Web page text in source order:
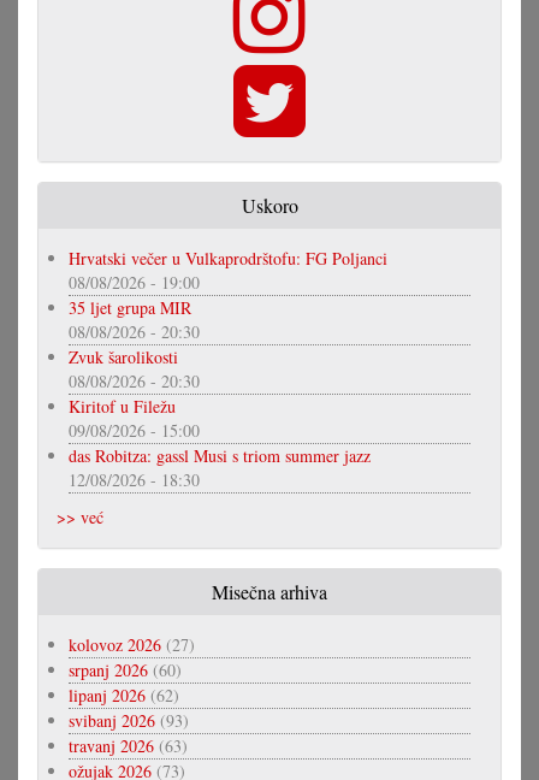
Uskoro
Hrvatski večer u Vulkaprodrštofu: FG Poljanci
08/08/2026 - 19:00
35 ljet grupa MIR
08/08/2026 - 20:30
Zvuk šarolikosti
08/08/2026 - 20:30
Kiritof u Filežu
09/08/2026 - 15:00
das Robitza: gassl Musi s triom summer jazz
12/08/2026 - 18:30
>> već
Misečna arhiva
kolovoz 2026 (27)
srpanj 2026 (60)
lipanj 2026 (62)
svibanj 2026 (93)
travanj 2026 (63)
ožujak 2026 (73)